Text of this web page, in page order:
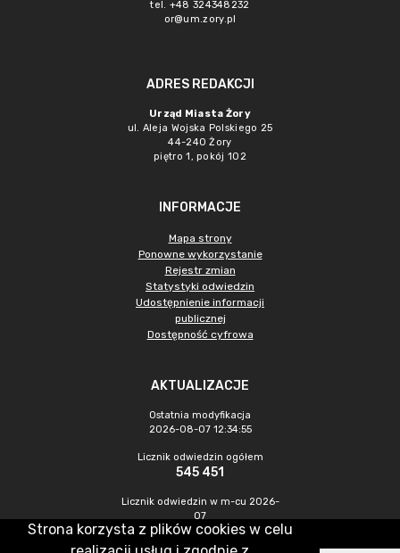
tel. +48 324348232
or@um.zory.pl
ADRES REDAKCJI
Urząd Miasta Żory
ul. Aleja Wojska Polskiego 25
44-240 Żory
piętro 1, pokój 102
INFORMACJE
Mapa strony
Ponowne wykorzystanie
Rejestr zmian
Statystyki odwiedzin
Udostępnienie informacji
publicznej
Dostępność cyfrowa
AKTUALIZACJE
Ostatnia modyfikacja
2026-08-07 12:34:55
Licznik odwiedzin ogółem
545 451
Licznik odwiedzin w m-cu 2026-
07
1 467
Strona korzysta z plików cookies w celu